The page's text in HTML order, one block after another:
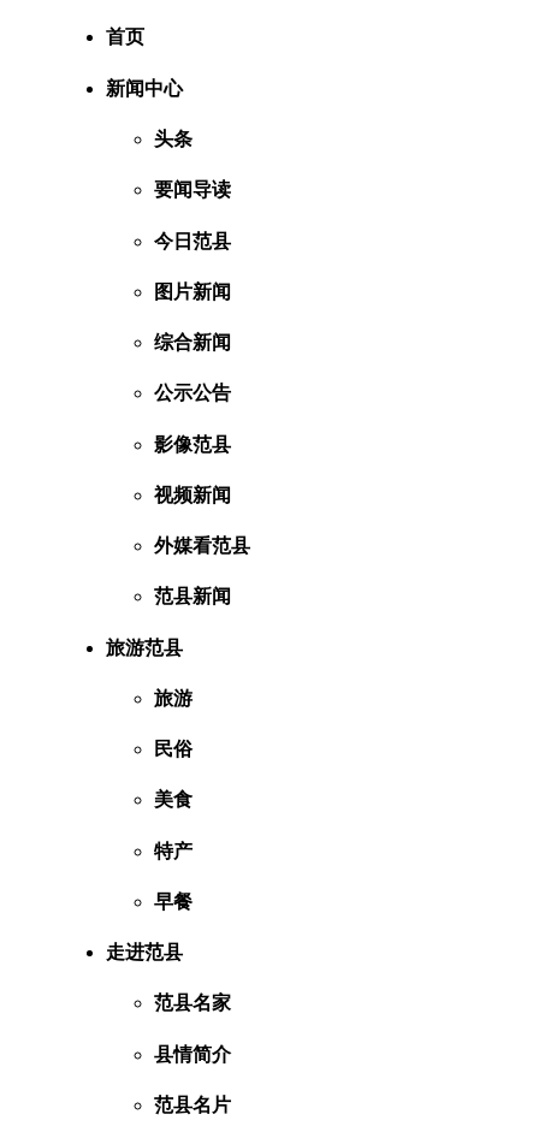
首页
新闻中心
头条
要闻导读
今日范县
图片新闻
综合新闻
公示公告
影像范县
视频新闻
外媒看范县
范县新闻
旅游范县
旅游
民俗
美食
特产
早餐
走进范县
范县名家
县情简介
范县名片